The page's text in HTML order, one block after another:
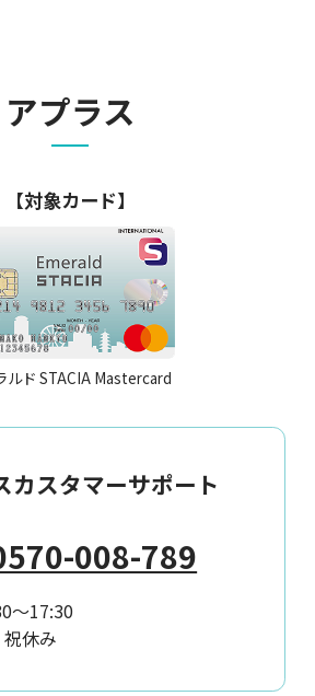
アプラス
【対象カード】
ルド STACIA Mastercard
カスタマーサポート
008-789
～17:30
祝休み